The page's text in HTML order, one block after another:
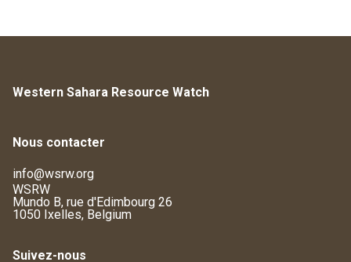
Western Sahara Resource Watch
Nous contacter
info@wsrw.org
WSRW
Mundo B, rue d'Edimbourg 26
1050 Ixelles, Belgium
Suivez-nous